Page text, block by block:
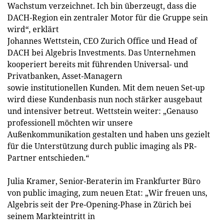
Wachstum verzeichnet. Ich bin überzeugt, dass die
DACH-Region ein zentraler Motor für die Gruppe sein
wird“, erklärt
Johannes Wettstein, CEO Zurich Office und Head of
DACH bei Algebris Investments. Das Unternehmen
kooperiert bereits mit führenden Universal- und
Privatbanken, Asset-Managern
sowie institutionellen Kunden. Mit dem neuen Set-up
wird diese Kundenbasis nun noch stärker ausgebaut
und intensiver betreut. Wettstein weiter: „Genauso
professionell möchten wir unsere
Außenkommunikation gestalten und haben uns gezielt
für die Unterstützung durch public imaging als PR-
Partner entschieden.“
Julia Kramer, Senior-Beraterin im Frankfurter Büro
von public imaging, zum neuen Etat: „Wir freuen uns,
Algebris seit der Pre-Opening-Phase in Zürich bei
seinem Markteintritt in